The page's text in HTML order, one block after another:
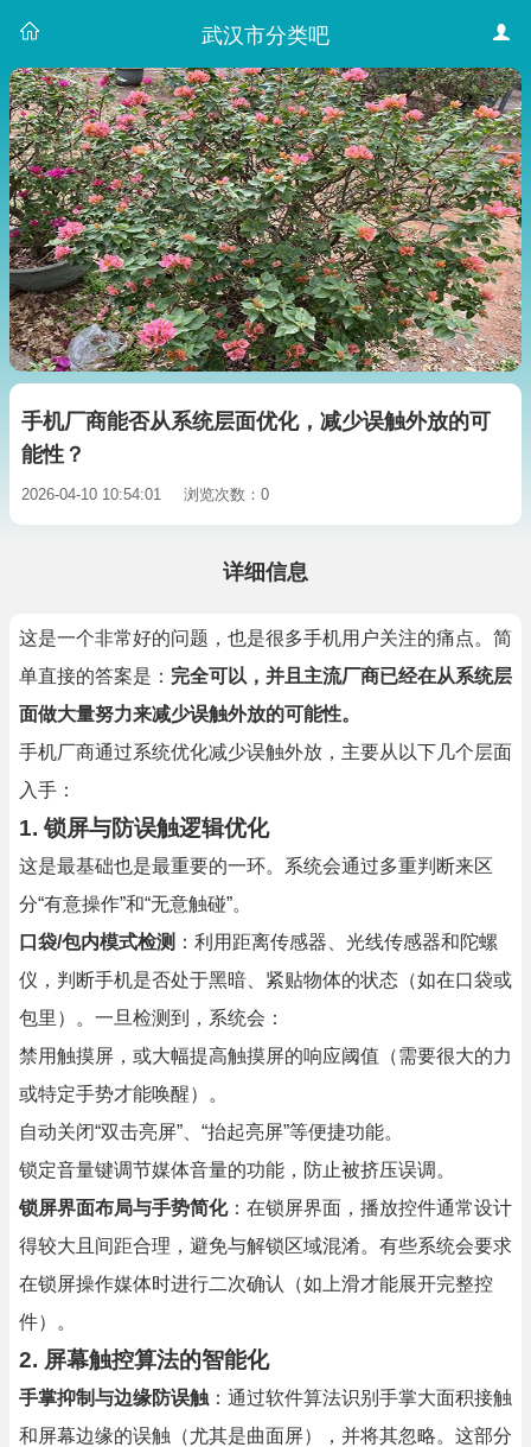
武汉市分类吧
手机厂商能否从系统层面优化，减少误触外放的可
能性？
2026-04-10 10:54:01 浏览次数：0
详细信息
这是一个非常好的问题，也是很多手机用户关注的痛点。简
单直接的答案是： 完全可以，并且主流厂商已经在从系统层
面做大量努力来减少误触外放的可能性。
手机厂商通过系统优化减少误触外放，主要从以下几个层面
入手：
1.锁屏与防误触逻辑优化
这是最基础也是最重要的一环。系统会通过多重判断来区
分“有意操作”和“无意触碰”。
口袋/包内模式检测 ：利用距离传感器、光线传感器和陀螺
仪，判断手机是否处于黑暗、紧贴物体的状态（如在口袋或
包里）。一旦检测到，系统会：
禁用触摸屏，或大幅提高触摸屏的响应阈值（需要很大的力
或特定手势才能唤醒）。
自动关闭“双击亮屏”、“抬起亮屏”等便捷功能。
锁定音量键调节媒体音量的功能，防止被挤压误调。
锁屏界面布局与手势简化：在锁屏界面，播放控件通常设计
得较大且间距合理，避免与解锁区域混淆。有些系统会要求
在锁屏操作媒体时进行二次确认（如上滑才能展开完整控
件）。
2. 屏幕触控算法的智能化
手掌抑制与边缘防误触 ：通过软件算法识别手掌大面积接触
和屏幕边缘的误触（尤其是曲面屏），并将其忽略。这部分